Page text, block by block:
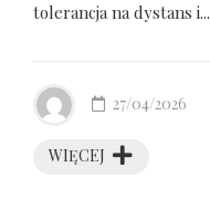
tolerancja na dystans i...
WIĘCEJ
27/04/2026